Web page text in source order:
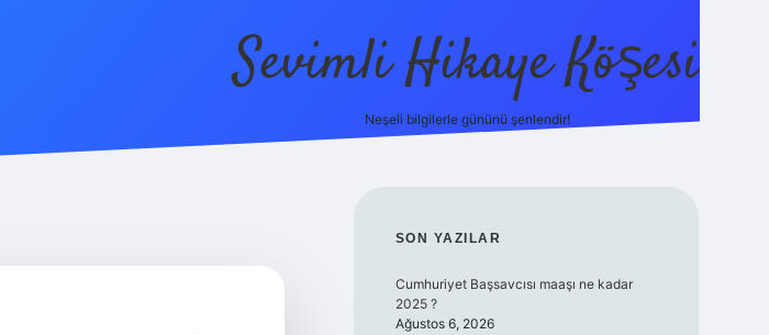
Sevimli Hikaye Köşesi
Neşeli bilgilerle gününü şenlendir!
SIDEBAR
SON YAZILAR
Cumhuriyet Başsavcısı maaşı ne kadar
2025 ?
Ağustos 6, 2026